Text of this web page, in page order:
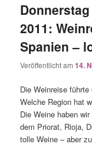
2011:
Spanien –
Veröffentlicht am14.
Die Weinreise
Welche Region hat
Die Weine haben
dem Priorat, Rioja,
tolle Weine – aber